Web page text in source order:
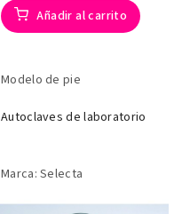
Añadir al carrito
Modelo de pie
Autoclaves de laboratorio
Marca: Selecta